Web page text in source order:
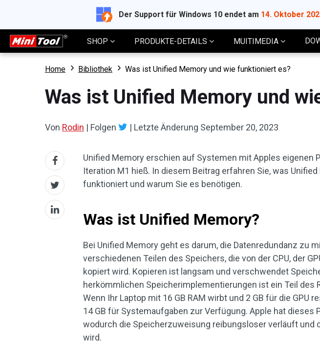
Der Support für Windows 10 endet am 14. Oktober
SHOP PRODUKTE-DETAILS MUITIMEDIA
Home Bibliothek Was ist Unified Memory und wie funktioniert es?
Was ist Unified Memory und
Von Rodin | Folgen | Letzte Änderung September 20, 2023
Unified Memory erschien auf Systemen mit Apples eigenen
Iteration M1 hieß. In diesem Beitrag erfahren Sie, was
funktioniert und warum Sie es benötigen.
Was ist Unified Memory?
Bei Unified Memory geht es darum, die Datenredundanz zu
verschiedenen Teilen des Speichers, die von der CPU, der
kopiert wird. Kopieren ist langsam und verschwendet
herkömmlichen Speicherimplementierungen ist ein Teil des
Wenn Ihr Laptop mit 16 GB RAM wirbt und 2 GB für die GPU
14 GB für Systemaufgaben zur Verfügung. Apple hat dieses
wodurch die Speicherzuweisung reibungsloser verläuft und
wird.